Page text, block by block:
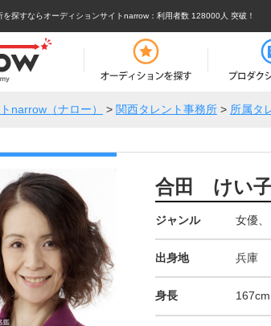
を探すならオーディションサイトnarrow ：利用者数 128000人 突破！
narrow（ナロー） > 関西タレント事務所 > 所属タ
合田 けい
ジャンル 女優
出身地 兵庫
身長 167cm